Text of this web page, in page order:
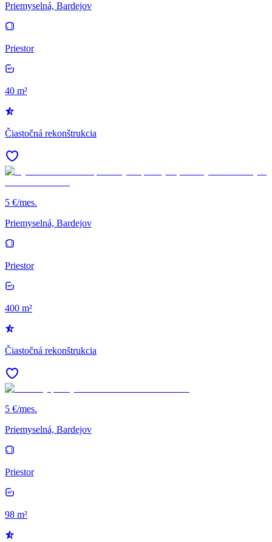
Priemyselná, Bardejov
Priestor
40 m²
Čiastočná rekonštrukcia
5 €/mes.
Priemyselná, Bardejov
Priestor
400 m²
Čiastočná rekonštrukcia
5 €/mes.
Priemyselná, Bardejov
Priestor
98 m²